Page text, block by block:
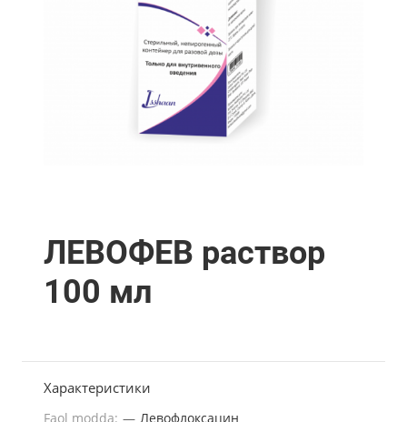
ЛЕВОФЕВ раствор
100 мл
Характеристики
Faol modda: — Левофлоксацин